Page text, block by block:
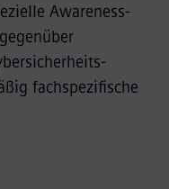
Awareness-
fachspezifische